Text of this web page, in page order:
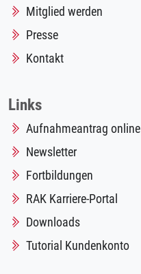
Mitglied werden
Presse
Kontakt
Links
Aufnahmeantrag online
Newsletter
Fortbildungen
RAK Karriere-Portal
Downloads
Tutorial Kundenkonto